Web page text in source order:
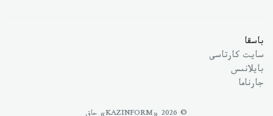
باسقا
سايت كارتاسى
بايلانىس
جارناما